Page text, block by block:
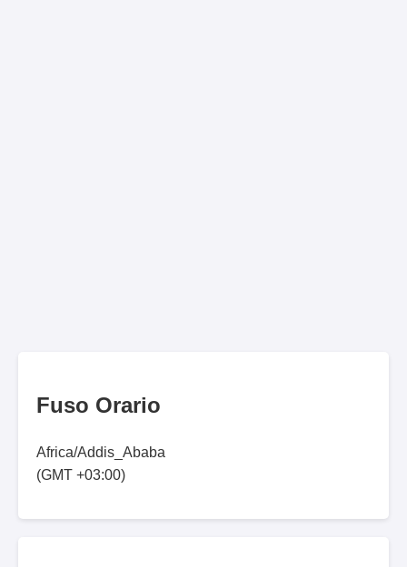
Fuso Orario
Africa/Addis_Ababa
(GMT +03:00)